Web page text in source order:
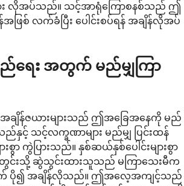
များ လိုအပ်သည်။ သင့်အာရုံကြောစနစ်သည် ဤ
ဖြစ် လက်ခံပြီး ပေါင်းစပ်ရန် အချိန်လိုအပ်
ရေး အတွက် မည်မျှကြာ
ချိန်ဇယားများသည် ဤအခြေအနေကို မည်
သည်နှင့် သင့်လက္ခဏာများ မည်မျှ ပြင်းထန်
ာ ကွဲပြားသည်။ နှစ်ဆယ်နှစ်ပေါင်းများစွာ
းသို့ ဆွဲသွင်းထားသူသည် မကြာသေးမီက
ပို၍ အချိန်လိုသည်။ ဤအလေ့အကျင့်သည်